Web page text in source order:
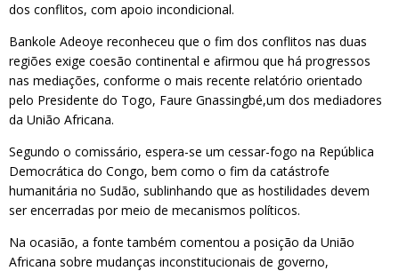
dos conflitos, com apoio incondicional.
Bankole Adeoye reconheceu que o fim dos conflitos nas duas
regiões exige coesão continental e afirmou que há progressos
nas mediações, conforme o mais recente relatório orientado
pelo Presidente do Togo, Faure Gnassingbé,um dos mediadores
da União Africana.
Segundo o comissário, espera-se um cessar-fogo na República
Democrática do Congo, bem como o fim da catástrofe
humanitária no Sudão, sublinhando que as hostilidades devem
ser encerradas por meio de mecanismos políticos.
Na ocasião, a fonte também comentou a posição da União
Africana sobre mudanças inconstitucionais de governo,